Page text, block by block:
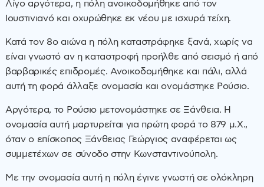
Λίγο αργότερα, η πόλη ανοικοδομήθηκε από τον
Ιουστινιανό και οχυρώθηκε εκ νέου με ισχυρά τείχη.
Κατά τον 8ο αιώνα η πόλη καταστράφηκε ξανά, χωρίς να
είναι γνωστό αν η καταστροφή προήλθε από σεισμό ή από
βαρβαρικές επιδρομές. Ανοικοδομήθηκε και πάλι, αλλά
αυτή τη φορά άλλαξε ονομασία και ονομάστηκε Ρούσιο.
Αργότερα, το Ρούσιο μετονομάστηκε σε Ξάνθεια. Η
ονομασία αυτή μαρτυρείται για πρώτη φορά το 879 μ.Χ.,
όταν ο επίσκοπος Ξάνθειας Γεώργιος αναφέρεται ως
συμμετέχων σε σύνοδο στην Κωνσταντινούπολη.
Με την ονομασία αυτή η πόλη έγινε γνωστή σε ολόκληρη